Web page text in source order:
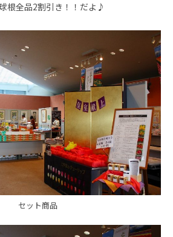
根全品2割引き！！だよ♪
セット商品